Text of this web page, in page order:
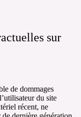
sur
de dommages
du site
récent, ne